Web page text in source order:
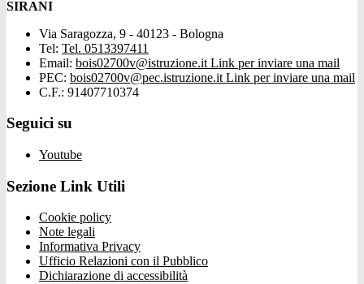
SIRANI
Via Saragozza, 9 - 40123 - Bologna
Tel: Tel. 0513397411
Email: bois02700v@istruzione.it Link per inviare una mail
PEC: bois02700v@pec.istruzione.it Link per inviare una mail
C.F.: 91407710374
Seguici su
Youtube
Sezione Link Utili
Cookie policy
Note legali
Informativa Privacy
Ufficio Relazioni con il Pubblico
Dichiarazione di accessibilità